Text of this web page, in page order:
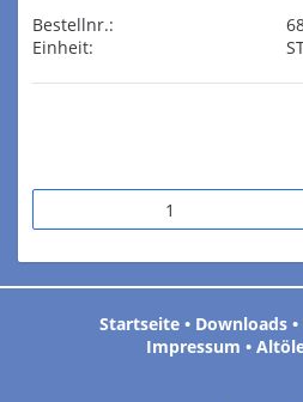
Bestellnr.:
Einheit:
Startseite• Downloads•
Impressum •